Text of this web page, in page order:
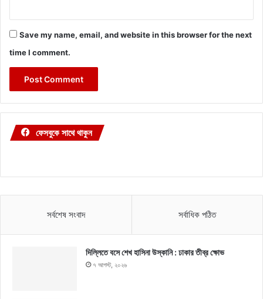
Save my name, email, and website in this browser for the next
time I comment.
ফেসবুকে সাথে থাকুন
সর্বশেষ সংবাদ সর্বাধিক পঠিত
দিল্লিতে বসে শেখ হাসিনা উস্কানি : ঢাকার তীব্র ক্ষোভ
৭ আগস্ট, ২০২৬